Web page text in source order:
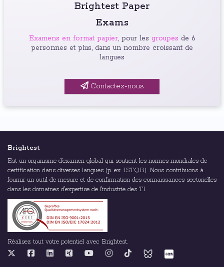
Brightest Paper
Exams
Examens en format papier, pour les groupes de 6
personnes et plus, dans un nombre croissant de
langues
Contactez-nous
Brightest
Est un organisme d'examen global qui soutient les normes mondiales de
certification dans diverses langues (p. ex. ISTQB). Nous contribuons à
fournir un outil de mesure et de confirmation des connaissances sectorielles
dans les domaines d'expertise de l'industrie des TI.
Réalisez tout votre potentiel avec Brightest.